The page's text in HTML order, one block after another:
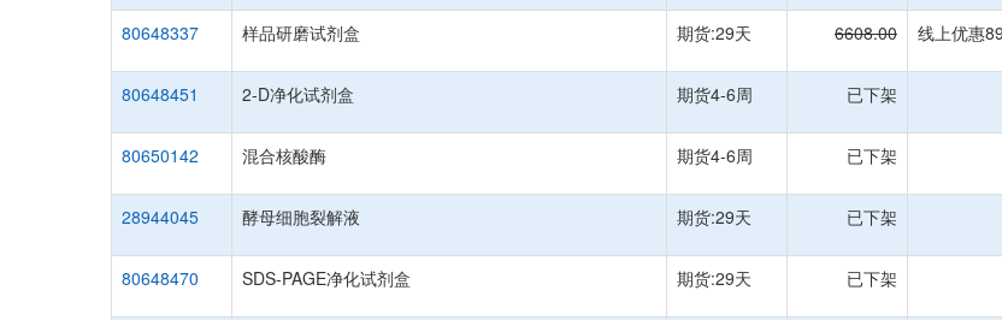
80648337 样品研磨试剂盒 期货:29天 6608.00 线上优惠
80648451 2-D净化试剂盒 期货4-6周 已下架
80650142 混合核酸酶 期货4-6周 已下架
28944045 酵母细胞裂解液 期货:29天 已下架
80648470 SDS-PAGE净化试剂盒 期货:29天 已下架